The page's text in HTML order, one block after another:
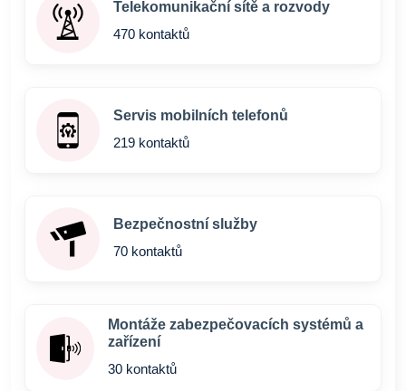
Telekomunikační sítě a rozvody
470 kontaktů
Servis mobilních telefonů
219 kontaktů
Bezpečnostní služby
70 kontaktů
Montáže zabezpečovacích systémů a
zařízení
30 kontaktů